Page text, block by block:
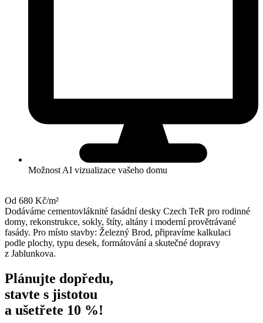
Možnost AI vizualizace vašeho domu
Od 680 Kč/m²
Dodáváme cementovláknité fasádní desky Czech TeR pro rodinné
domy, rekonstrukce, sokly, štíty, altány i moderní provětrávané
fasády. Pro místo stavby: Železný Brod, připravíme kalkulaci
podle plochy, typu desek, formátování a skutečné dopravy
z Jablunkova.
Plánujte dopředu,
stavte s jistotou
a ušetřete 10 %!